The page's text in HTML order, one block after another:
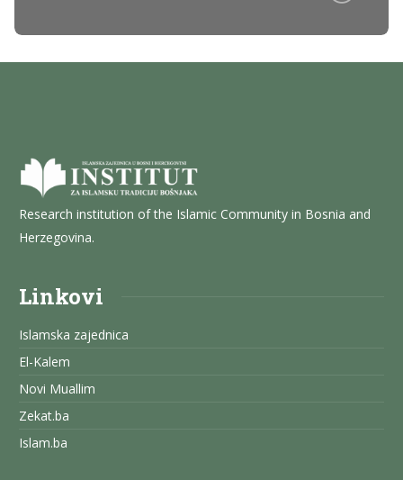
Research institution of the Islamic Community in Bosnia and
Herzegovina.
Linkovi
Islamska zajednica
El-Kalem
Novi Muallim
Zekat.ba
Islam.ba